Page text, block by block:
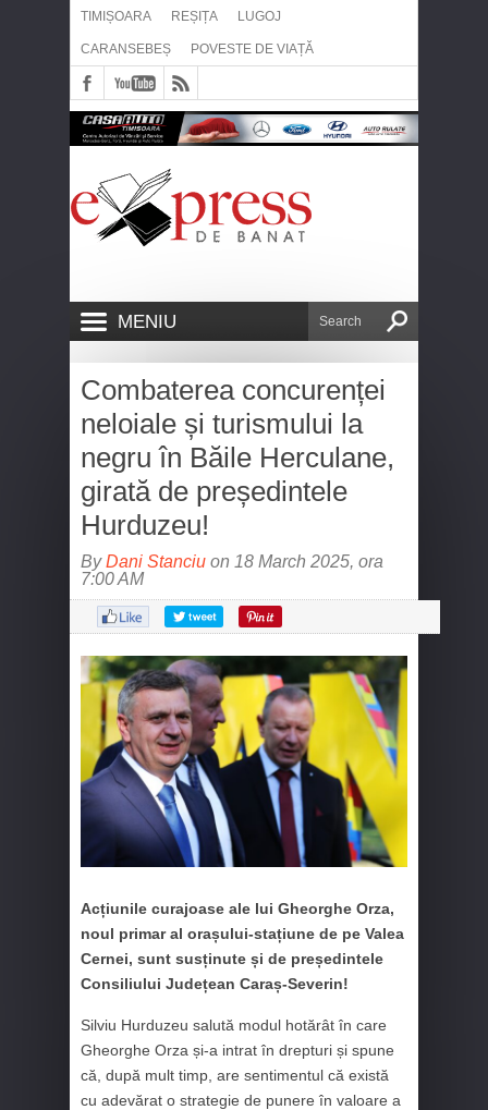
TIMIȘOARA REȘIȚA LUGOJ
CARANSEBEȘ POVESTE DE VIAȚĂ
MENIU
Combaterea concurenței
neloiale și turismului la
negru în Băile Herculane,
girată de președintele
Hurduzeu!
ByDani Stanciu on 18 March 2025, ora
7:00 AM
Acțiunile curajoase ale lui Gheorghe Orza,
noul primar al orașului-stațiune de pe Valea
Cernei, sunt susținute și de președintele
Consiliului Județean Caraș-Severin!
Silviu Hurduzeu salută modul hotărât în care
Gheorghe Orza și-a intrat în drepturi și spune
că, după mult timp, are sentimentul că există
cu adevărat o strategie de punere în valoare a